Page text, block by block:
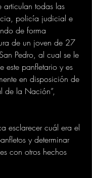
articulan todas las
policía judicial e
de forma
de un joven de 27
Pedro, al cual se le
este panfletario y es
en disposición de
de la Nación”,
esclarecer cuál era el
y determinar
con otros hechos